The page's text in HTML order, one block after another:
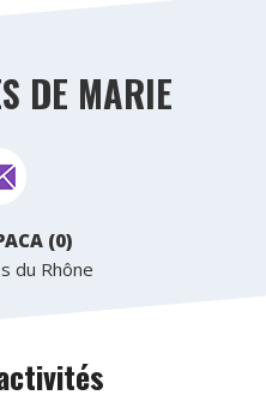
DE MARIE
(0)
du Rhône